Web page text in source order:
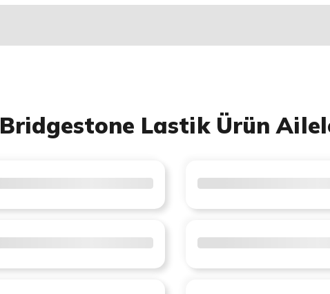
Bridgestone Lastik Ürün